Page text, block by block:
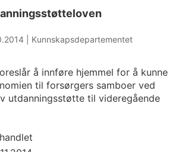
Kunnskapsdepartementet
å innføre hjemmel for å kunne
til forsørgers samboer ved
utdanningsstøtte til videregående